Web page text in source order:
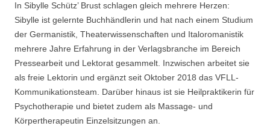
In Sibylle Schütz’ Brust schlagen gleich mehrere Herzen:
Sibylle ist gelernte Buchhändlerin und hat nach einem Studium
der Germanistik, Theaterwissenschaften und Italoromanistik
mehrere Jahre Erfahrung in der Verlagsbranche im Bereich
Pressearbeit und Lektorat gesammelt. Inzwischen arbeitet sie
als freie Lektorin und ergänzt seit Oktober 2018 das VFLL-
Kommunikationsteam. Darüber hinaus ist sie Heilpraktikerin für
Psychotherapie und bietet zudem als Massage- und
Körpertherapeutin Einzelsitzungen an.